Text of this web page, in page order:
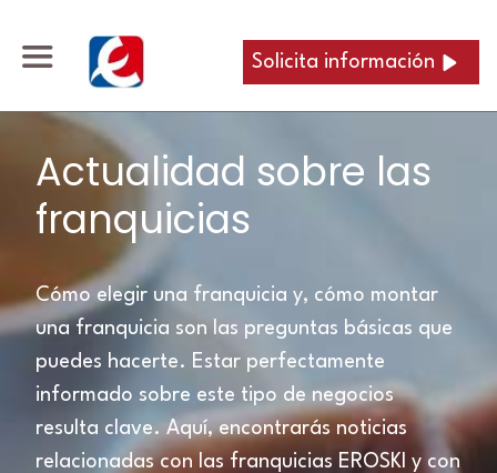
Solicita información
Actualidad sobre las
franquicias
Cómo elegir una franquicia y, cómo montar
una franquicia son las preguntas básicas que
puedes hacerte. Estar perfectamente
informado sobre este tipo de negocios
resulta clave. Aquí, encontrarás noticias
relacionadas con las franquicias EROSKI y con